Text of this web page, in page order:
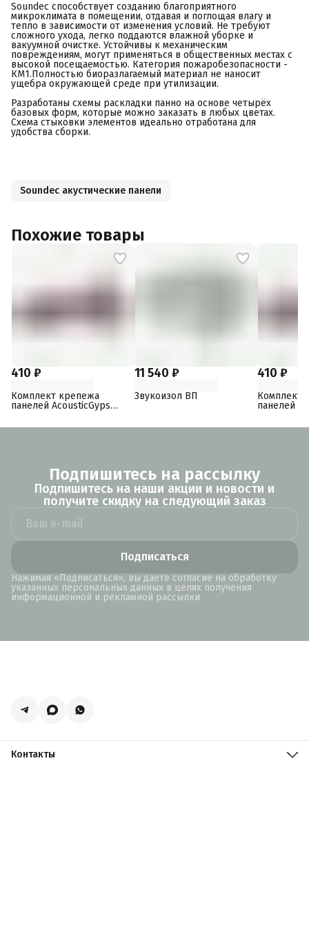
Soundec способствует созданию благоприятного
микроклимата в помещении, отдавая и поглощая влагу и
тепло в зависимости от изменения условий. Не требуют
сложного ухода, легко поддаются влажной уборке и
вакуумной очистке. Устойчивы к механическим
повреждениям, могут применяться в общественных местах с
высокой посещаемостью. Категория пожаробезопасности -
КМ1.Полностью биоразлагаемый материал не наносит
ущебра окружающей среде при утилизации.
Разработаны схемы раскладки панно на основе четырёх
базовых форм, которые можно заказать в любых цветах.
Схема стыковки элементов идеально отработана для
удобства сборки.
Soundec акустические панели
Похожие товары
410 ₽
Комплект крепежа
панелей AcousticGyps
11 540 ₽
Звукоизол ВП
410 ₽
Комплект
панелей
Подпишитесь на рассылку
Подпишитесь на наши акции и новости и
получите скидку на следующий заказ
Подписаться
Нажимая «Подписаться», вы даете согласие на обработку
указанных персональных данных в целях получения
информационной и рекламной рассылки
Контакты